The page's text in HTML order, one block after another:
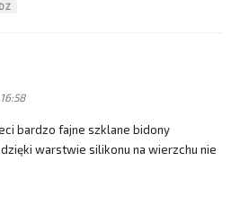
bardzo fajne szklane bidony
warstwie silikonu na wierzchu nie